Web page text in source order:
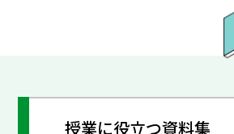
授業に役立つ資料集